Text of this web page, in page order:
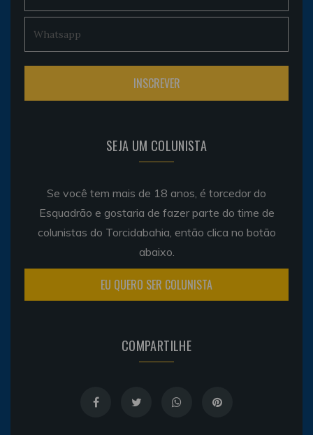
SEJA UM COLUNISTA
Se você tem mais de 18 anos, é torcedor do
Esquadrão e gostaria de fazer parte do time de
colunistas do Torcidabahia, então clica no botão
abaixo.
EU QUERO SER COLUNISTA
COMPARTILHE